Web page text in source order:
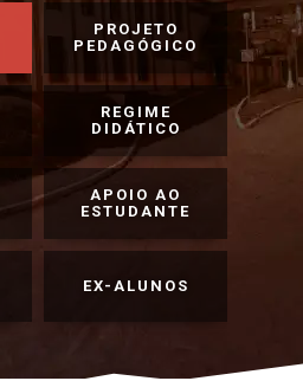
PROJETO
PEDAGÓGICO
REGIME
DIDÁTICO
APOIO AO
ESTUDANTE
EX-ALUNOS